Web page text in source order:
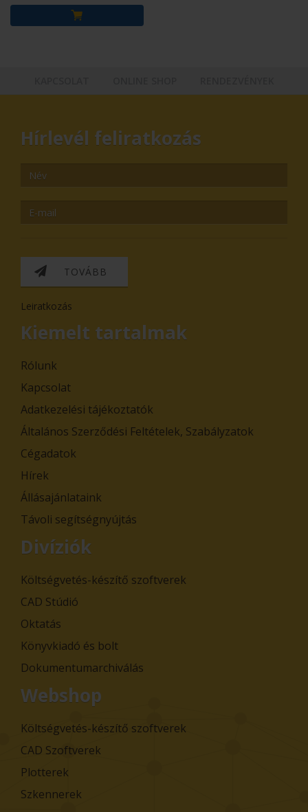
Hírlevél feliratkozás
TOVÁBB
Leiratkozás
Kiemelt tartalmak
Rólunk
Kapcsolat
Adatkezelési tájékoztatók
Általános Szerződési Feltételek, Szabályzatok
Cégadatok
Hírek
Állásajánlataink
Távoli segítségnyújtás
Divíziók
Költségvetés-készítő szoftverek
CAD Stúdió
Oktatás
Könyvkiadó és bolt
Dokumentumarchiválás
Webshop
Költségvetés-készítő szoftverek
CAD Szoftverek
Plotterek
Szkennerek